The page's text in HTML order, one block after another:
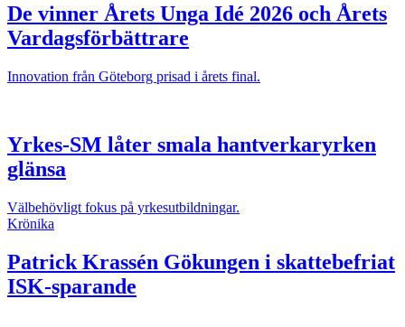
De vinner Årets Unga Idé 2026 och Årets
Vardagsförbättrare
Innovation från Göteborg prisad i årets final.
Yrkes-SM låter smala hantverkaryrken
glänsa
Välbehövligt fokus på yrkesutbildningar.
Krönika
Patrick Krassén Gökungen i skattebefriat
ISK-sparande